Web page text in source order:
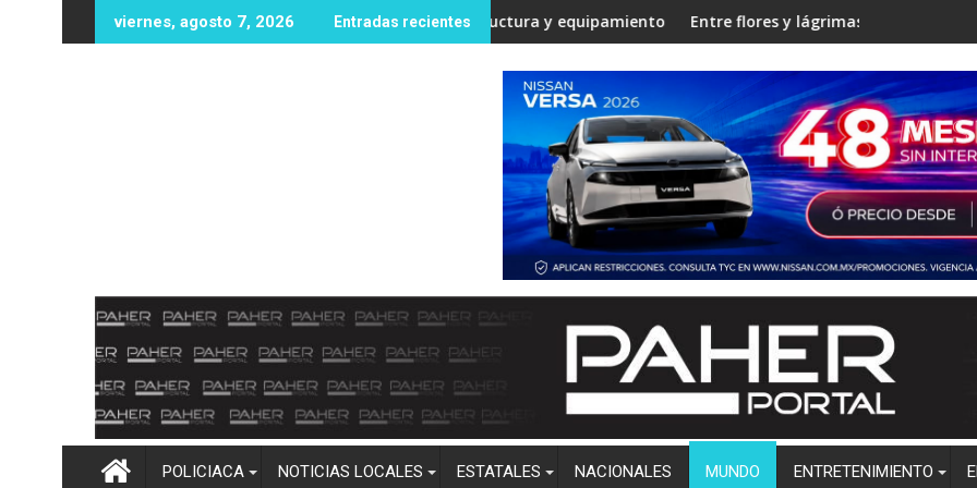
al
viernes, agosto 7, 2026 Entradas recientes
oportunidades educativas con posible sede de la UPES en Angostura
UAS fortalece infraestructura y equipamiento en la Unidad Regional Centro Norte rumbo al ciclo escolar
Entre flores y lágrimas, familiares y amigos despiden
POLICIACA NOTICIAS LOCALES ESTATALES NACIONALES MUNDO ENTRETENIMIENTO